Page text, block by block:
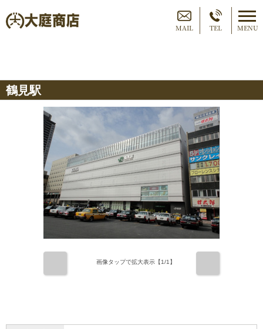
MAIL TEL MENU
鶴見駅
画像タップで拡大表示【1/1】